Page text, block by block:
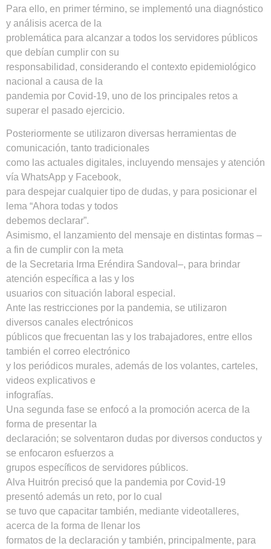
Para ello, en primer término, se implementó una diagnóstico
y análisis acerca de la
problemática para alcanzar a todos los servidores públicos
que debían cumplir con su
responsabilidad, considerando el contexto epidemiológico
nacional a causa de la
pandemia por Covid-19, uno de los principales retos a
superar el pasado ejercicio.
Posteriormente se utilizaron diversas herramientas de
comunicación, tanto tradicionales
como las actuales digitales, incluyendo mensajes y atención
vía WhatsApp y Facebook,
para despejar cualquier tipo de dudas, y para posicionar el
lema “Ahora todas y todos
debemos declarar”.
Asimismo, el lanzamiento del mensaje en distintas formas –
a fin de cumplir con la meta
de la Secretaria Irma Eréndira Sandoval–, para brindar
atención específica a las y los
usuarios con situación laboral especial.
Ante las restricciones por la pandemia, se utilizaron
diversos canales electrónicos
públicos que frecuentan las y los trabajadores, entre ellos
también el correo electrónico
y los periódicos murales, además de los volantes, carteles,
videos explicativos e
infografías.
Una segunda fase se enfocó a la promoción acerca de la
forma de presentar la
declaración; se solventaron dudas por diversos conductos y
se enfocaron esfuerzos a
grupos específicos de servidores públicos.
Alva Huitrón precisó que la pandemia por Covid-19
presentó además un reto, por lo cual
se tuvo que capacitar también, mediante videotalleres,
acerca de la forma de llenar los
formatos de la declaración y también, principalmente, para